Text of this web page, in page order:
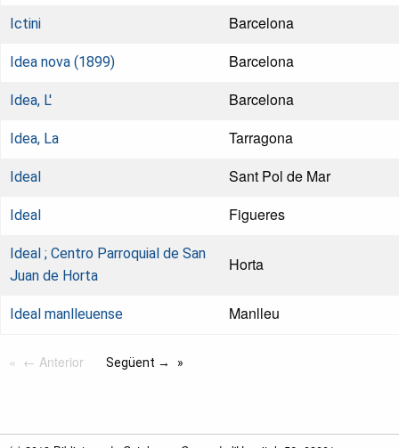
Ictini Barcelona
Idea nova (1899) Barcelona
Idea, L' Barcelona
Idea, La Tarragona
Ideal Sant Pol de Mar
Ideal Figueres
Ideal ; Centro Parroquial de San
Juan de Horta
Horta
Ideal manlleuense Manlleu
← Anterior Següent →